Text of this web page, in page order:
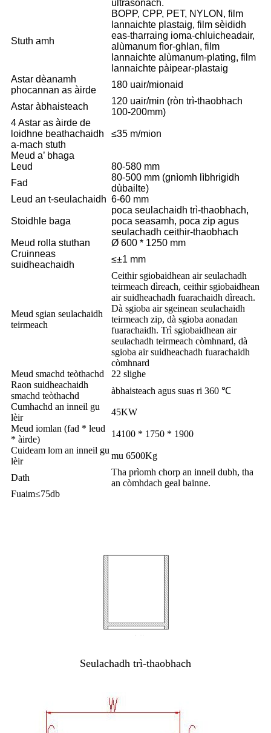
ultrasonach.
Stuth amh
BOPP, CPP, PET, NYLON, film
lannaichte plastaig, film sèididh
eas-tharraing ioma-chluicheadair,
alùmanum fìor-ghlan, film
lannaichte alùmanum-plating, film
lannaichte pàipear-plastaig
Astar dèanamh
phocannan as àirde
180 uair/mionaid
Astar àbhaisteach
120 uair/min (ròn trì-thaobhach
100-200mm)
4 Astar as àirde de
loidhne beathachaidh
a-mach stuth
≤35 m/mion
Meud a’ bhaga
Leud
80-580 mm
Fad
80-500 mm (gnìomh lìbhrigidh
dùbailte)
Leud an t-seulachaidh 6-60 mm
Stoidhle baga
poca seulachaidh trì-thaobhach,
poca seasamh, poca zip agus
seulachadh ceithir-thaobhach
Meud rolla stuthan
Ø 600 * 1250 mm
Cruinneas
suidheachaidh
≤±1 mm
Meud sgian seulachaidh
teirmeach
Ceithir sgiobaidhean air seulachadh
teirmeach dìreach, ceithir sgiobaidhean
air suidheachadh fuarachaidh dìreach.
Dà sgioba air sgeinean seulachaidh
teirmeach zip, dà sgioba aonadan
fuarachaidh. Trì sgiobaidhean air
seulachadh teirmeach còmhnard, dà
sgioba air suidheachadh fuarachaidh
còmhnard
Meud smachd teòthachd
22 slighe
Raon suidheachaidh
smachd teòthachd
àbhaisteach agus suas ri 360 ℃
Cumhachd an inneil gu
lèir
45KW
Meud iomlan (fad * leud
* àirde)
14100 * 1750 * 1900
Cuideam lom an inneil gu
lèir
mu 6500Kg
Dath
Tha prìomh chorp an inneil dubh, tha
an còmhdach geal bainne.
Fuaim≤75db
Seulachadh trì-thaobhach